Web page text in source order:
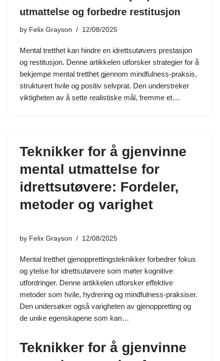
utmattelse og forbedre restitusjon
by Felix Grayson 12/08/2025
Mental tretthet kan hindre en idrettsutøvers prestasjon
og restitusjon. Denne artikkelen utforsker strategier for å
bekjempe mental tretthet gjennom mindfulness-praksis,
strukturert hvile og positiv selvprat. Den understreker
viktigheten av å sette realistiske mål, fremme et…
Teknikker for å gjenvinne
mental utmattelse for
idrettsutøvere: Fordeler,
metoder og varighet
by Felix Grayson 12/08/2025
Mental tretthet gjenopprettingsteknikker forbedrer fokus
og ytelse for idrettsutøvere som møter kognitive
utfordringer. Denne artikkelen utforsker effektive
metoder som hvile, hydrering og mindfulness-praksiser.
Den undersøker også varigheten av gjenoppretting og
de unike egenskapene som kan…
Teknikker for å gjenvinne